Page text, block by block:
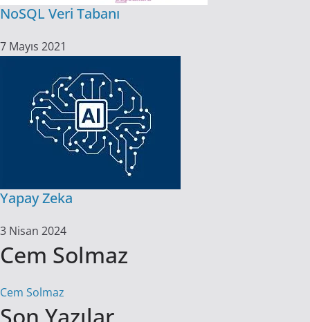
NoSQL Veri Tabanı
7 Mayıs 2021
Yapay Zeka
3 Nisan 2024
Cem Solmaz
Cem Solmaz